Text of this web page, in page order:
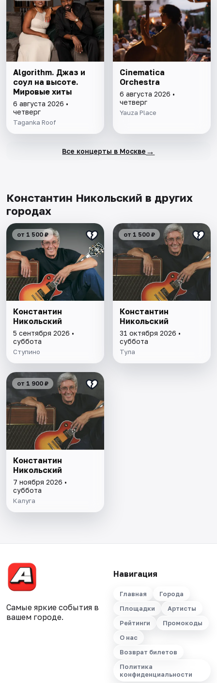
Algorithm. Джаз и
соул на высоте.
Мировые хиты
6 августа 2026 •
четверг
Taganka Roof
Cinematica
Orchestra
6 августа 2026 •
четверг
Yauza Place
Все концерты в Москве →
Константин Никольский в других
городах
от 1 500 ₽
Константин
Никольский
5 сентября 2026 •
суббота
Ступино
от 1 500 ₽
Константин
Никольский
31 октября 2026 •
суббота
Тула
от 1 900 ₽
Константин
Никольский
7 ноября 2026 •
суббота
Калуга
Самые яркие события в
вашем городе.
Навигация
Главная
Города
Площадки
Артисты
Рейтинги
Промокоды
О нас
Возврат билетов
Политика
конфиденциальности